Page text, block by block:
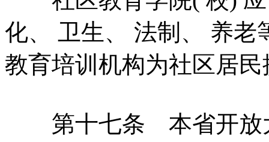
化、 卫生、 法制、 养老
教育培训机构为社区居
第十七条 本省开放大